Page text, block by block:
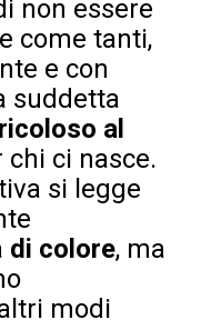
non essere
come tanti,
e con
suddetta
al
chi ci nasce.
si legge
di colore, ma
modi